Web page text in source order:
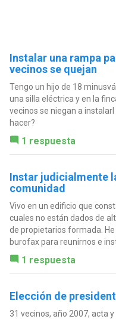
Instalar una rampa
vecinos se quejan
Tengo un hijo de 18
una silla eléctrica y en la
vecinos se niegan a
hacer?
1 respuesta
Instar judicialmente
comunidad
Vivo en un edificio que
cuales no están dados de
de propietarios formada.
burofax para reunirnos e
1 respuesta
Elección de
31 vecinos, año 2007, acta